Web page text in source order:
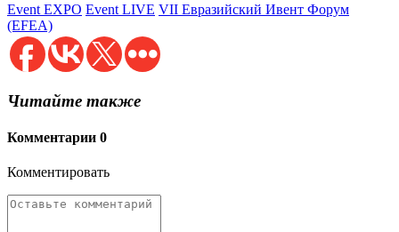
Event EXPO Event LIVE VII Евразийский Ивент Форум
(EFEA)
Читайте также
Комментарии 0
Комментировать